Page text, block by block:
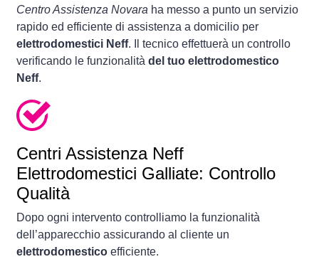
Centro Assistenza Novara ha messo a punto un servizio
rapido ed efficiente di assistenza a domicilio per
elettrodomestici Neff. Il tecnico effettuerà un controllo
verificando le funzionalità del tuo elettrodomestico
Neff.
Centri Assistenza Neff
Elettrodomestici Galliate: Controllo
Qualità
Dopo ogni intervento controlliamo la funzionalità
dell’apparecchio assicurando al cliente un
elettrodomestico efficiente.